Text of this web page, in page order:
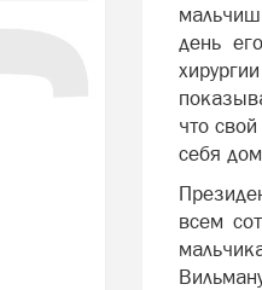
день
что
себя
всем